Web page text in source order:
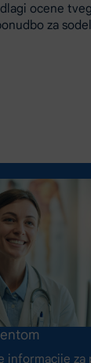
ocene
za
informacije za